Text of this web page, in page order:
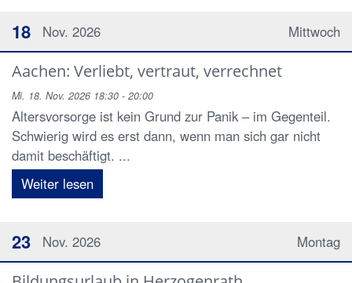
Mittwoch
18 Nov. 2026
Aachen: Verliebt, vertraut, verrechnet
Mi. 18. Nov. 2026 18:30 - 20:00
Altersvorsorge ist kein Grund zur Panik – im Gegenteil.
Schwierig wird es erst dann, wenn man sich gar nicht
damit beschäftigt. ...
Weiter lesen
Montag
23 Nov. 2026